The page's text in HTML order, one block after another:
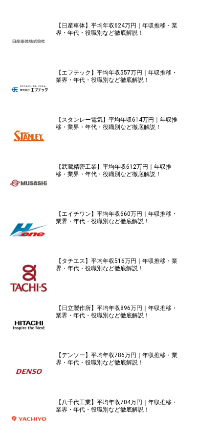
【日産車体】平均年収624万円｜年収推移・業
界・年代・役職別など徹底解説！
【エフテック】平均年収557万円｜年収推移・
業界・年代・役職別など徹底解説！
【スタンレー電気】平均年収614万円｜年収推
移・業界・年代・役職別など徹底解説！
【武蔵精密工業】平均年収612万円｜年収推
移・業界・年代・役職別など徹底解説！
【エイチワン】平均年収660万円｜年収推移・
業界・年代・役職別など徹底解説！
【タチエス】平均年収516万円｜年収推移・業
界・年代・役職別など徹底解説！
【日立製作所】平均年収896万円｜年収推移・
業界・年代・役職別など徹底解説！
【デンソー】平均年収786万円｜年収推移・業
界・年代・役職別など徹底解説！
【八千代工業】平均年収704万円｜年収推移・
業界・年代・役職別など徹底解説！